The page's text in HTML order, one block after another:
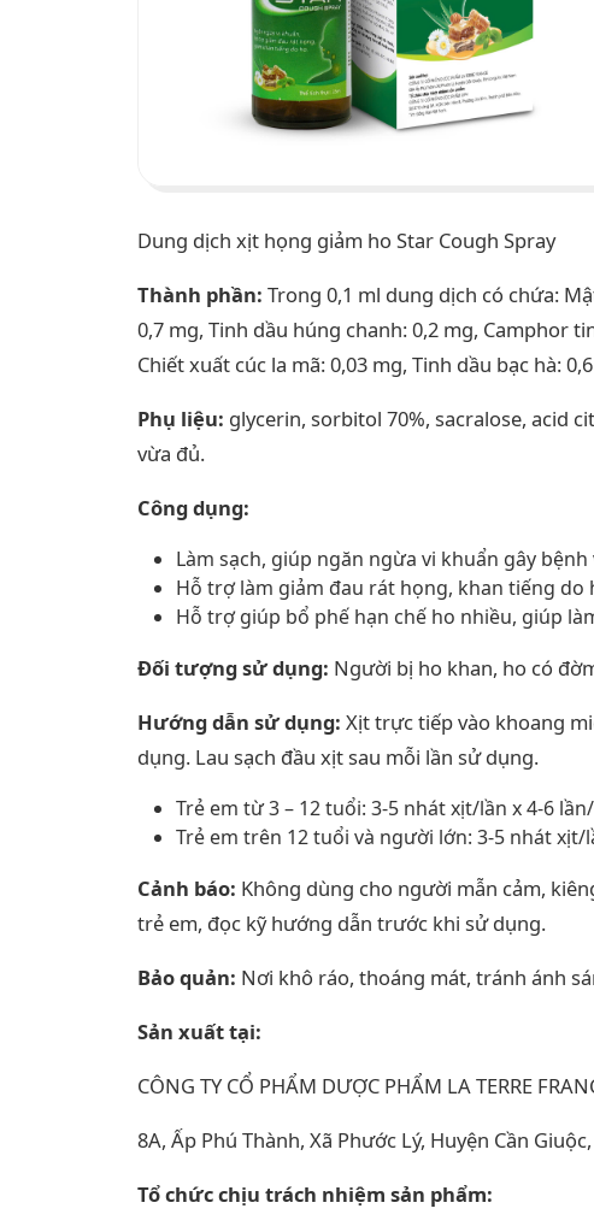
Dung dịch xịt họng giảm ho Star Cough Spray
Thành phần: Trong 0,1 ml dung dịch có chứa:
0,7 mg, Tinh dầu húng chanh: 0,2 mg, Camphor
Chiết xuất cúc la mã: 0,03 mg, Tinh dầu bạc hà:
Phụ liệu: glycerin, sorbitol 70%, sacralose, acid
vừa đủ.
Công dụng:
Làm sạch, giúp ngăn ngừa vi khuẩn gây
Hỗ trợ làm giảm đau rát họng, khan tiếng do
Hỗ trợ giúp bổ phế hạn chế ho nhiều, giúp
Đối tượng sử dụng: Người bị ho khan, ho có
Hướng dẫn sử dụng: Xịt trực tiếp vào khoang
dụng. Lau sạch đầu xịt sau mỗi lần sử dụng.
Trẻ em từ 3 – 12 tuổi: 3-5 nhát xịt/lần x 4-6
Trẻ em trên 12 tuổi và người lớn: 3-5 nhát
Cảnh báo: Không dùng cho người mẫn cảm,
trẻ em, đọc kỹ hướng dẫn trước khi sử dụng.
Bảo quản: Nơi khô ráo, thoáng mát, tránh ánh
Sản xuất tại:
CÔNG TY CỔ PHẨM DƯỢC PHẨM LA TERRE
8A, Ấp Phú Thành, Xã Phước Lý, Huyện Cần
Tổ chức chịu trách nhiệm sản phẩm: